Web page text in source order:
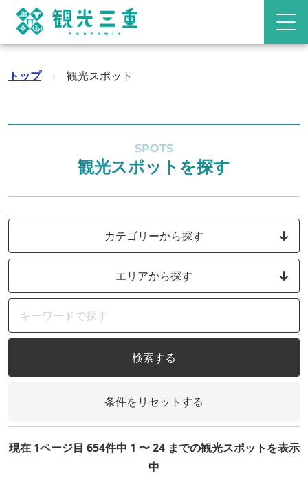
トップ › 観光スポット
SPOTS
観光スポットを探す
カテゴリーから探す
エリアから探す
検索する
条件をリセットする
現在 1ページ目 654件中 1 〜 24 までの観光スポットを表示
中